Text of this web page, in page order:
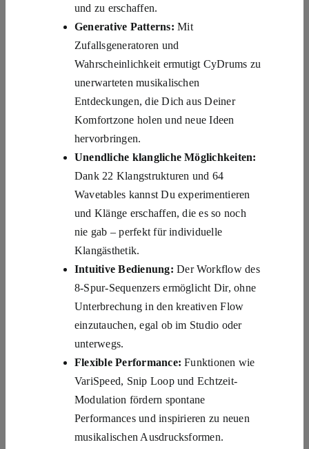
und zu erschaffen.
Generative Patterns: Mit
Zufallsgeneratoren und
Wahrscheinlichkeit ermutigt CyDrums zu
unerwarteten musikalischen
Entdeckungen, die Dich aus Deiner
Komfortzone holen und neue Ideen
hervorbringen.
Unendliche klangliche Möglichkeiten:
Dank 22 Klangstrukturen und 64
Wavetables kannst Du experimentieren
und Klänge erschaffen, die es so noch
nie gab – perfekt für individuelle
Klangästhetik.
Intuitive Bedienung: Der Workflow des
8-Spur-Sequenzers ermöglicht Dir, ohne
Unterbrechung in den kreativen Flow
einzutauchen, egal ob im Studio oder
unterwegs.
Flexible Performance: Funktionen wie
VariSpeed, Snip Loop und Echtzeit-
Modulation fördern spontane
Performances und inspirieren zu neuen
musikalischen Ausdrucksformen.